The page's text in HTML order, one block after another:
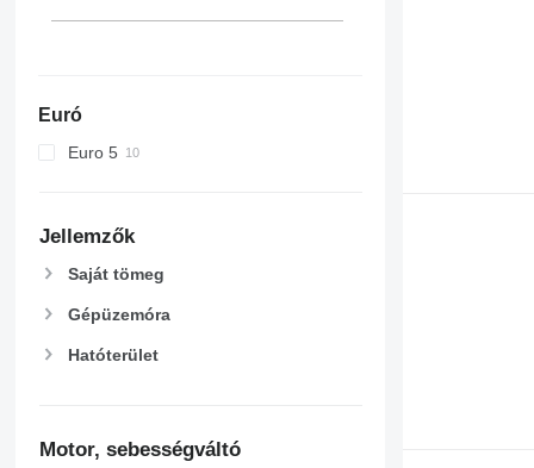
Euró
Euro 5
Jellemzők
Saját tömeg
Gépüzemóra
Hatóterület
Motor, sebességváltó